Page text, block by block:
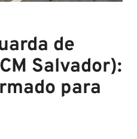
de
Salvador):
para